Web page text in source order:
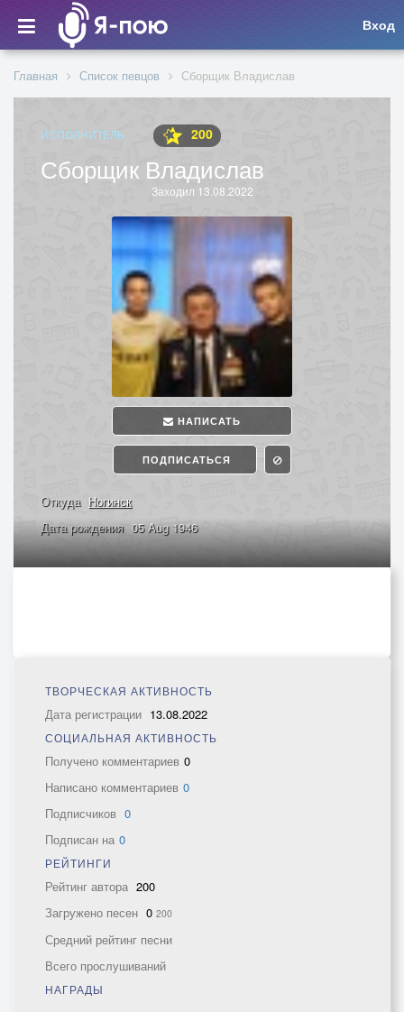
Вход
Главная Список певцов Сборщик Владислав
ИСПОЛНИТЕЛЬ 200
Сборщик Владислав
Заходил 13.08.2022
НАПИСАТЬ
ПОДПИСАТЬСЯ
Откуда Ногинск
Дата рождения 05 Aug 1946
ТВОРЧЕСКАЯ АКТИВНОСТЬ
Дата регистрации 13.08.2022
СОЦИАЛЬНАЯ АКТИВНОСТЬ
Получено комментариев 0
Написано комментариев 0
Подписчиков 0
Подписан на 0
РЕЙТИНГИ
Рейтинг автора 200
Загружено песен 0 200
Средний рейтинг песни
Всего прослушиваний
НАГРАДЫ